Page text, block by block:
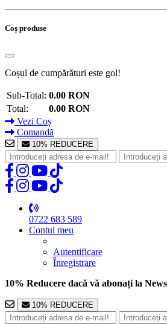
Coș produse
Coșul de cumpărături este gol!
Sub-Total: 0.00 RON
Total:
0.00 RON
Vezi Coș
Comandă
10% REDUCERE
0722 683 589
Contul meu
Autentificare
Înregistrare
10% Reducere dacă vă abonați la
10% REDUCERE